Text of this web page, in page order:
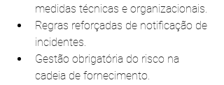
medidas técnicas e organizacionais.
Regras reforçadas de notificação de
incidentes.
Gestão obrigatória do risco na
cadeia de fornecimento.